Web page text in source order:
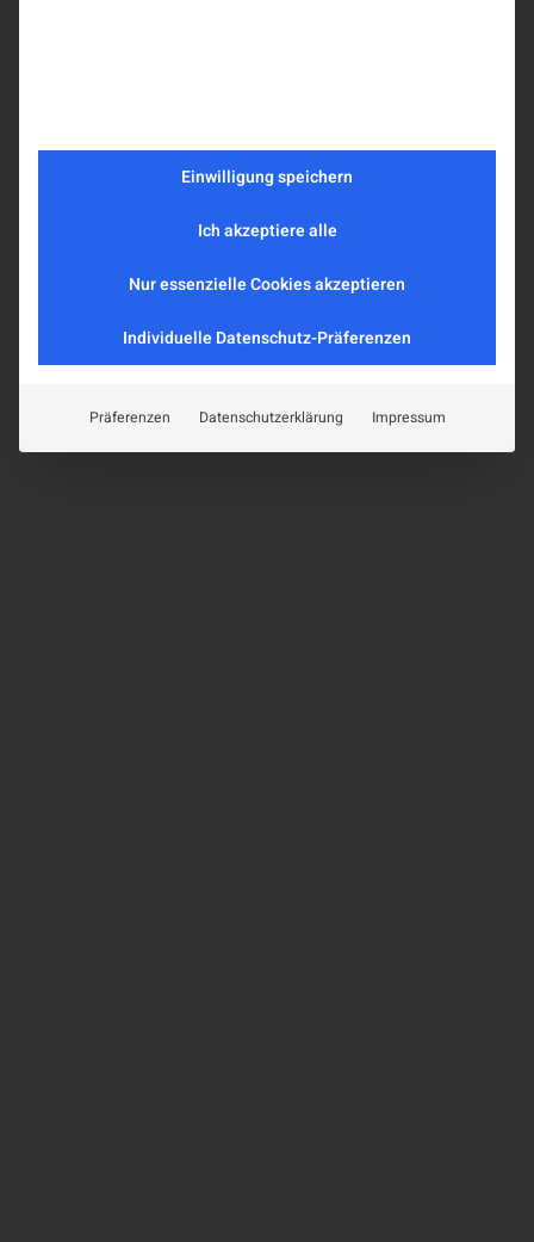
Einwilligung speichern
Ich akzeptiere alle
Nur essenzielle Cookies akzeptieren
Individuelle Datenschutz-Präferenzen
Präferenzen Datenschutzerklärung Impressum